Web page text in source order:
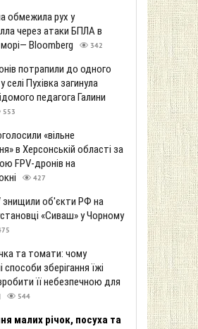
обмежила рух у
через атаки БПЛА в
Bloomberg
342
потрапили до одного
селі Пухівка загинула
педагога Галини
553
«вільне
в Херсонській області за
FPV-дронів на
427
об'єкти РФ на
«Сиваш» у Чорному
та томати: чому
способи зберігання їжі
її небезпечною для
544
малих річок, посуха та